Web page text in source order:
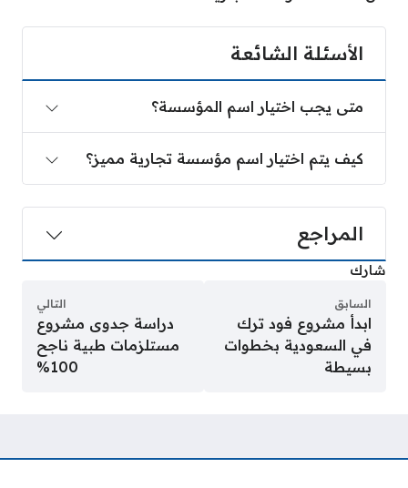
الأسئلة الشائعة
متى يجب اختيار اسم المؤسسة؟
كيف يتم اختيار اسم مؤسسة تجارية مميز؟
المراجع
شارك
السابق
ابدأ مشروع فود ترك
في السعودية بخطوات
بسيطة
التالي
دراسة جدوى مشروع
مستلزمات طبية ناجح
100%